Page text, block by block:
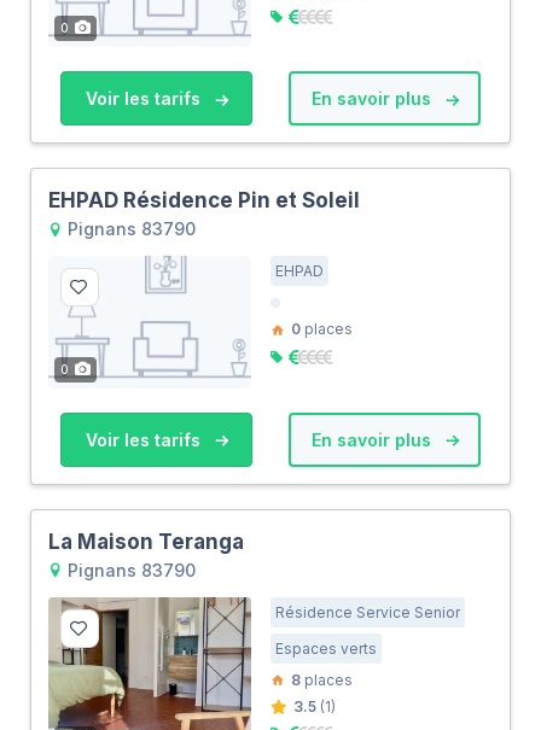
0
Voir les tarifs En savoir plus
EHPAD Résidence Pin et Soleil
Pignans 83790
0
EHPAD
0 places
Voir les tarifs En savoir plus
La Maison Teranga
Pignans 83790
Résidence Service Senior
Espaces verts
8 places
3.5 (1)